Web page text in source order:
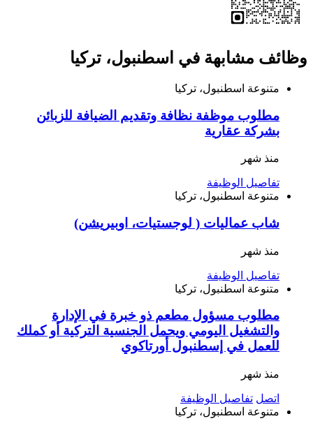
وظائف مشابهة في اسطنبول، تركيا
متنوعة اسطنبول، تركيا
مطلوب موظفة نظافة وتقديم الضيافة للزبائن
بشركة عقارية
منذ شهر
تفاصيل الوظيفة
متنوعة اسطنبول، تركيا
شاب عماليات ( لوجستيات، اوبيريشن)
منذ شهر
تفاصيل الوظيفة
متنوعة اسطنبول، تركيا
مطلوب مسؤول مطعم ذو خبرة في الإدارة
والتشغيل اليومي ويحمل الجنسية التركية أو كملك
للعمل في إسطنبول أورتاكوي
منذ شهر
اتصل تفاصيل الوظيفة
متنوعة اسطنبول، تركيا